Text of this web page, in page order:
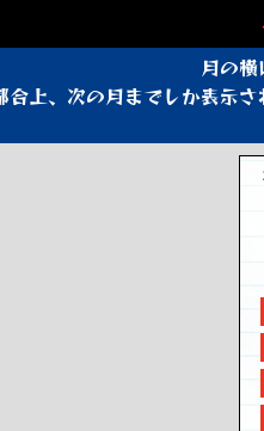
月の横
合上、次の月までしか表示